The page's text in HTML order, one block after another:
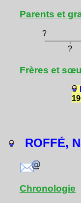
Parents et
?
?
Frères et
ROFFÉ,
Chronologie